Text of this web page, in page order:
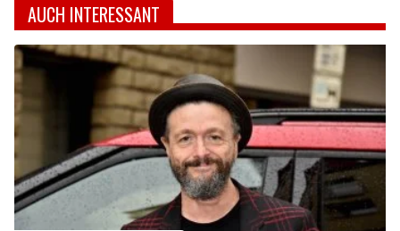
AUCH INTERESSANT